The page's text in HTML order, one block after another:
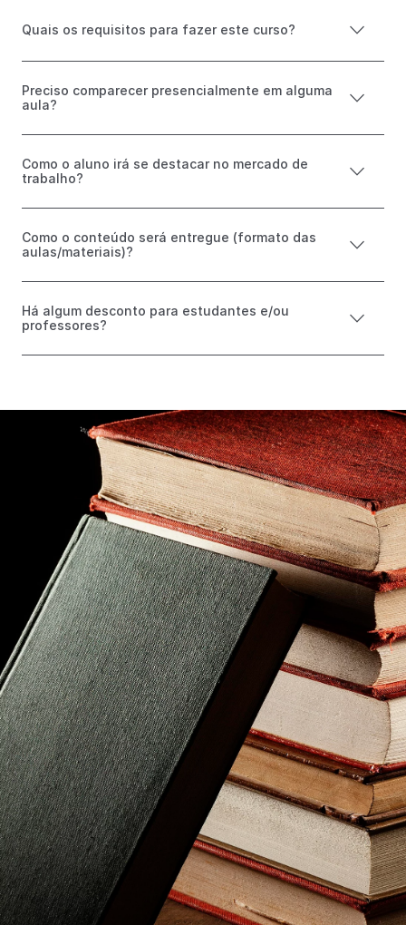
Quais os requisitos para fazer este curso?
Preciso comparecer presencialmente em alguma
aula?
Como o aluno irá se destacar no mercado de
trabalho?
Como o conteúdo será entregue (formato das
aulas/materiais)?
Há algum desconto para estudantes e/ou
professores?